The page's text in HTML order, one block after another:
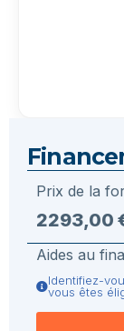
Prix de la
2293,00
Aides au
Identifiez-
vous êtes